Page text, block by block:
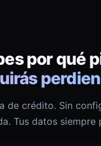
por qué
de crédito. Sin
Tus datos siempre